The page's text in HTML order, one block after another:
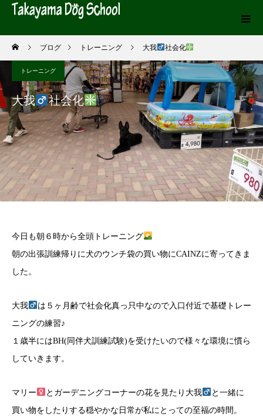
ブログ トレーニング 大我 社会化
トレーニング
大我 社会化
今日も朝６時から全頭トレーニング
朝の出張訓練帰りに犬のウンチ袋の買い物にCAINZに寄ってきま
した。
大我
は５ヶ月齢で社会化真っ只中なので入口付近で基礎トレー
ニングの練習♪
１歳半にはBH(同伴犬訓練試験)を受けたいので様々な環境に慣ら
していきます。
マリー とガーデニングコーナーの花を見たり大我
と一緒に
買い物をしたりする穏やかな日常が私にとっての至福の時間。